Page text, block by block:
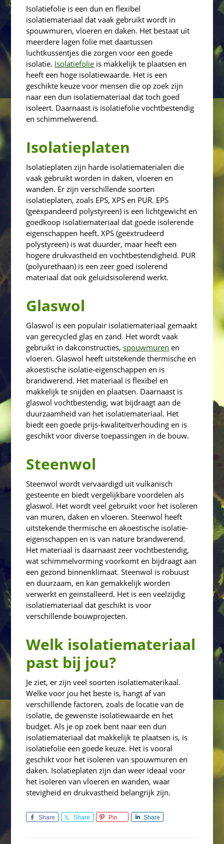
Isolatiefolie is een dun en flexibel
isolatiemateriaal dat vaak gebruikt wordt in
spouwmuren, vloeren en daken. Het bestaat uit
meerdere lagen folie met daartussen
luchtkussentjes die zorgen voor een goede
isolatie. Isolatiefolie is makkelijk te plaatsen en
heeft een hoge isolatiewaarde. Het is een
geschikte keuze voor mensen die op zoek zijn
naar een dun isolatiemateriaal dat toch goed
isoleert. Daarnaast is isolatiefolie vochtbestendig
en schimmelwerend.
Isolatieplaten
Isolatieplaten zijn harde isolatiematerialen die
vaak gebruikt worden in daken, vloeren en
wanden. Er zijn verschillende soorten
isolatieplaten, zoals EPS, XPS en PUR. EPS
(geëxpandeerd polystyreen) is een lichtgewicht en
goedkoop isolatiemateriaal dat goede isolerende
eigenschappen heeft. XPS (geëxtrudeerd
polystyreen) is wat duurder, maar heeft een
hogere drukvastheid en vochtbestendigheid. PUR
(polyurethaan) is een zeer goed isolerend
materiaal dat ook geluidsisolerend werkt.
Glaswol
Glaswol is een populair isolatiemateriaal gemaakt
van gerecycled glas en zand. Het wordt vaak
gebruikt in dakconstructies,spouwmuren en
vloeren. Glaswol heeft uitstekende thermische en
akoestische isolatie-eigenschappen en is
brandwerend. Het materiaal is flexibel en
makkelijk te snijden en plaatsen. Daarnaast is
glaswol vochtbestendig, wat bijdraagt aan de
duurzaamheid van het isolatiemateriaal. Het
biedt een goede prijs-kwaliteitverhouding en is
geschikt voor diverse toepassingen in de bouw.
Steenwol
Steenwol wordt vervaardigd uit vulkanisch
gesteente en biedt vergelijkbare voordelen als
glaswol. Het wordt veel gebruikt voor het isoleren
van muren, daken en vloeren. Steenwol heeft
uitstekende thermische en akoestische isolatie-
eigenschappen en is van nature brandwerend.
Het materiaal is daarnaast zeer vochtbestendig,
wat schimmelvorming voorkomt en bijdraagt aan
een gezond binnenklimaat. Steenwol is robuust
en duurzaam, en kan gemakkelijk worden
verwerkt en geïnstalleerd. Het is een veelzijdig
isolatiemateriaal dat geschikt is voor
verschillende bouwprojecten.
Welk isolatiemateriaal
past bij jou?
Je ziet, er zijn veel soorten isolatiematerikaal.
Welke voor jou het beste is, hangt af van
verschillende factoren, zoals de locatie van de
isolatie, de gewenste isolatiewaarde en het
budget. Als je op zoek bent naar een dun
isolatiemateriaal dat makkelijk te plaatsen is, is
isolatiefolie een goede keuze. Het is vooral
geschikt voor het isoleren van spouwmuren en
daken. Isolatieplaten zijn dan weer ideaal voor
het isoleren van vloeren en wanden, waar
stevigheid en drukvastheid belangrijk zijn.
Share Share Pin Share